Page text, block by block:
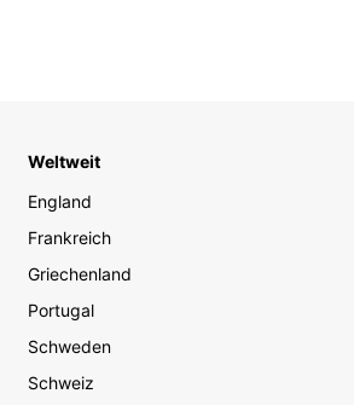
Weltweit
England
Frankreich
Griechenland
Portugal
Schweden
Schweiz